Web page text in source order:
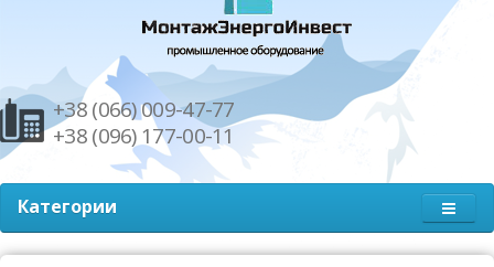
+38 (066) 009-47-77
+38 (096) 177-00-11
Категории